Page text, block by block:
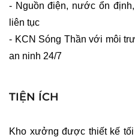
- Nguồn điện, nước ổn
liên tục
- KCN Sóng Thần với môi
an ninh 24/7
TIỆN ÍCH
Kho xưởng được thiết kế